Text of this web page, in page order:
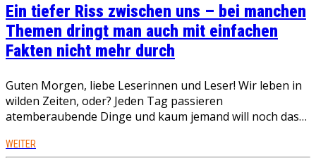
Ein tiefer Riss zwischen uns – bei manchen
Themen dringt man auch mit einfachen
Fakten nicht mehr durch
Guten Morgen, liebe Leserinnen und Leser! Wir leben in
wilden Zeiten, oder? Jeden Tag passieren
atemberaubende Dinge und kaum jemand will noch das…
WEITER